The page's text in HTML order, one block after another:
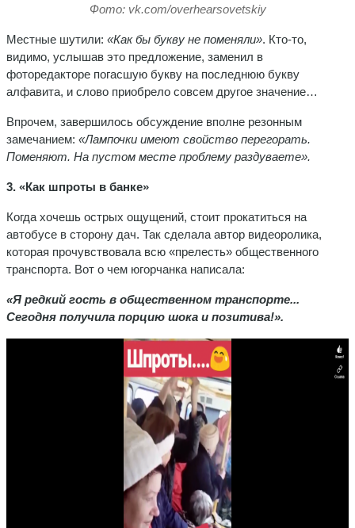
Фото: vk.com/overhearsovetskiy
Местные шутили: «Как бы букву не поменяли». Кто-то,
видимо, услышав это предложение, заменил в
фоторедакторе погасшую букву на последнюю букву
алфавита, и слово приобрело совсем другое значение…
Впрочем, завершилось обсуждение вполне резонным
замечанием: «Лампочки имеют свойство перегорать.
Поменяют. На пустом месте проблему раздуваете».
3. «Как шпроты в банке»
Когда хочешь острых ощущений, стоит прокатиться на
автобусе в сторону дач. Так сделала автор видеоролика,
которая прочувствовала всю «прелесть» общественного
транспорта. Вот о чем югорчанка написала:
«Я редкий гость в общественном транспорте...
Сегодня получила порцию шока и позитива!».